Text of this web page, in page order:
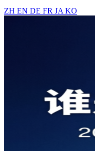
ZH EN DE FR JA KO